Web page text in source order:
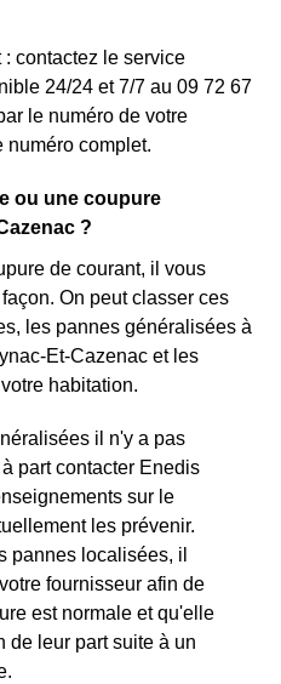
contactez le service
24/24 et 7/7 au 09 72 67
le numéro de votre
numéro complet.
ou une coupure
?
de courant, il vous
On peut classer ces
les pannes généralisées à
Et-Cazenac et les
habitation.
il n'y a pas
part contacter Enedis
sur le
les prévenir.
pannes localisées, il
fournisseur afin de
est normale et qu'elle
de leur part suite à un